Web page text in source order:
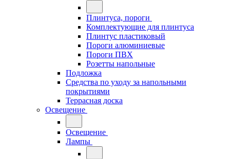
Плинтуса, пороги
Комплектующие для плинтуса
Плинтус пластиковый
Пороги алюминиевые
Пороги ПВХ
Розетты напольные
Подложка
Средства по уходу за напольными
покрытиями
Террасная доска
Освещение
Освещение
Лампы